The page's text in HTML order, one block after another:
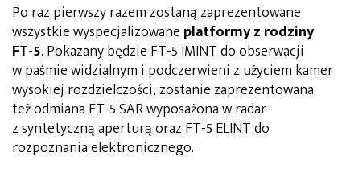
Po raz pierwszy razem zostaną zaprezentowane
wszystkie wyspecjalizowane platformy z rodziny
FT-5. Pokazany będzie FT-5 IMINT do obserwacji
w paśmie widzialnym i podczerwieni z użyciem kamer
wysokiej rozdzielczości, zostanie zaprezentowana
też odmiana FT-5 SAR wyposażona w radar
z syntetyczną aperturą oraz FT-5 ELINT do
rozpoznania elektronicznego.